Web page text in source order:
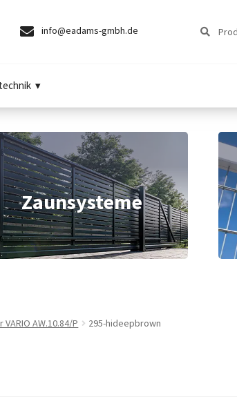
info@eadams-gmbh.de
nach:
Zaunsysteme
AW.10.84/P 295-hideepbrown